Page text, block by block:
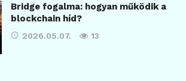
Bridge fogalma: hogyan működik a
blockchain híd?
2026.05.07. 13